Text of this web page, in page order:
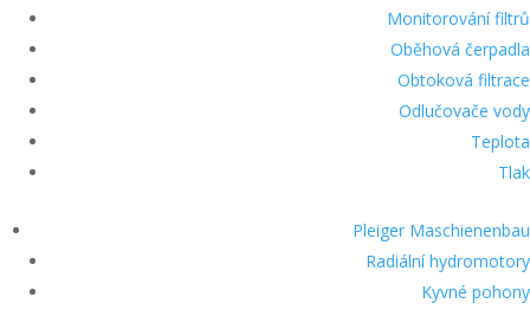
Monitorování filtrů
Oběhová čerpadla
Obtoková filtrace
Odlučovače vody
Teplota
Tlak
Pleiger Maschienenbau
Radiální hydromotory
Kyvné pohony